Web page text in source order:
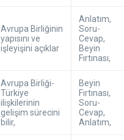
Avrupa Birliğinin
yapısını ve
işleyişini açıklar
Anlatım,
Soru-
Cevap,
Beyin
Fırtınası,
Avrupa Birliği-
Türkiye
ilişkilerinin
gelişim sürecini
bilir,
Beyin
Fırtınası,
Soru-
Cevap,
Anlatım,